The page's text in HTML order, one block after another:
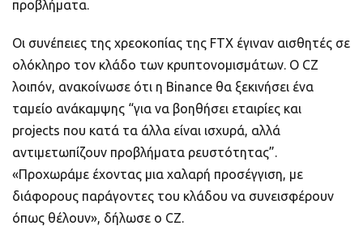
προβλήματα.
Οι συνέπειες της χρεοκοπίας της FTX έγιναν αισθητές σε
ολόκληρο τον κλάδο των κρυπτονομισμάτων. Ο CZ
λοιπόν, ανακοίνωσε ότι η Binance θα ξεκινήσει ένα
ταμείο ανάκαμψης “για να βοηθήσει εταιρίες και
projects που κατά τα άλλα είναι ισχυρά, αλλά
αντιμετωπίζουν προβλήματα ρευστότητας”.
«Προχωράμε έχοντας μια χαλαρή προσέγγιση, με
διάφορους παράγοντες του κλάδου να συνεισφέρουν
όπως θέλουν», δήλωσε ο CZ.